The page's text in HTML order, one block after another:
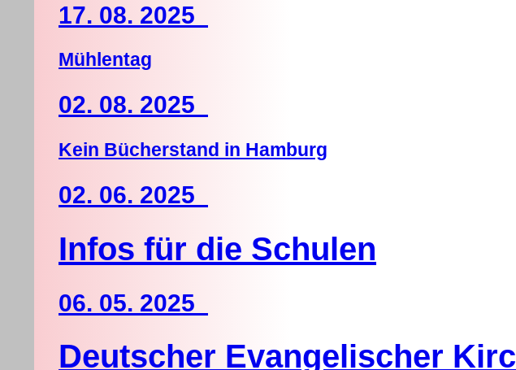
17. 08. 2025
Mühlentag
02. 08. 2025
Kein Bücherstand in Hamburg
02. 06. 2025
Infos für die Schulen
06. 05. 2025
Deutscher Evangelischer